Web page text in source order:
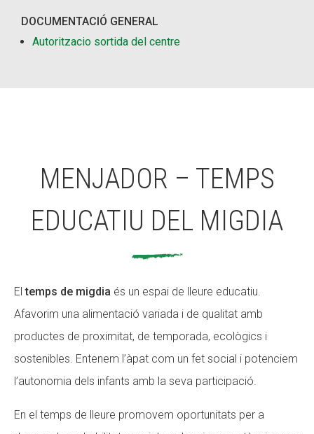
DOCUMENTACIÓ GENERAL
Autoritzacio sortida del centre
MENJADOR – TEMPS
EDUCATIU DEL MIGDIA
Eltemps de migdia és un espai de lleure educatiu.
Afavorim una alimentació variada i de qualitat amb
productes de proximitat, de temporada, ecològics i
sostenibles. Entenem l’àpat com un fet social i potenciem
l’autonomia dels infants amb la seva participació.
En el temps de lleure promovem oportunitats per a